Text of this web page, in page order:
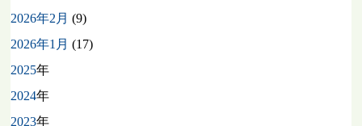
2026年2月 (9)
2026年1月 (17)
2025年
2024年
2023年